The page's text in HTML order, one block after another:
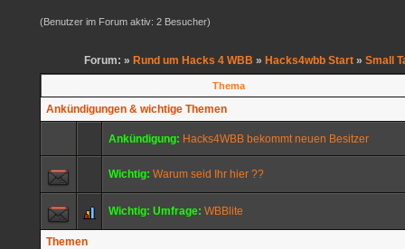
(Benutzer im Forum aktiv: 2 Besucher)
Forum: » Rund um Hacks 4 WBB » Hacks4wbb Start » Small
Thema
Ankündigungen & wichtige Themen
Ankündigung: Hacks4WBB bekommt neuen Besitzer
Wichtig: Warum seid Ihr hier ??
Wichtig: Umfrage: WBBlite
Themen